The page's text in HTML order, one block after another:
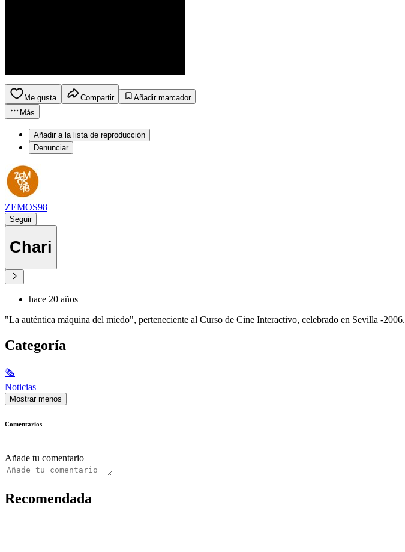
Me gusta Compartir
Añadir marcador
Más
Añadir a la lista de reproducción
Denunciar
ZEMOS98
Seguir
Chari
hace 20 años
"La auténtica máquina del miedo", perteneciente al Curso de Cine Interactivo, celebrado en Sevilla -2006.
Categoría
🗞
Noticias
Mostrar menos
Comentarios
Añade tu comentario
Recomendada